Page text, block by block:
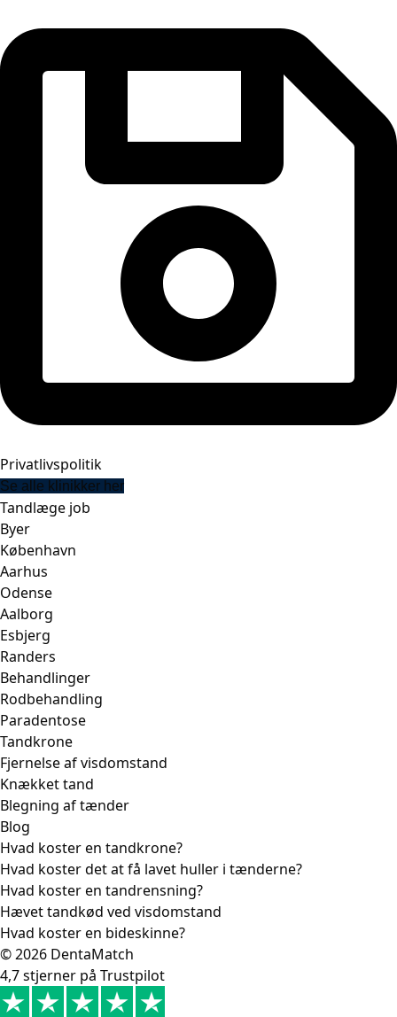
Privatlivspolitik
Se alle klinikker her
Tandlæge job
Byer
København
Aarhus
Odense
Aalborg
Esbjerg
Randers
Behandlinger
Rodbehandling
Paradentose
Tandkrone
Fjernelse af visdomstand
Knækket tand
Blegning af tænder
Blog
Hvad koster en tandkrone?
Hvad koster det at få lavet huller i tænderne?
Hvad koster en tandrensning?
Hævet tandkød ved visdomstand
Hvad koster en bideskinne?
© 2026 DentaMatch
4,7 stjerner på Trustpilot